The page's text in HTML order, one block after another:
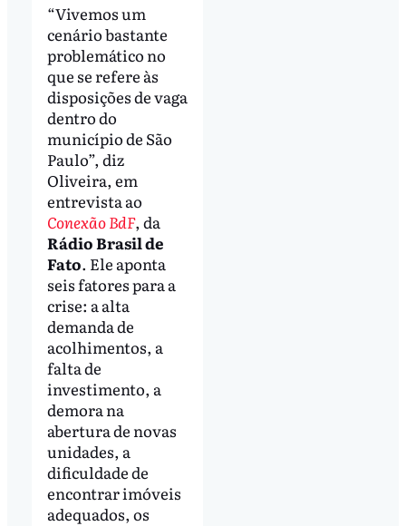
“Vivemos um
cenário bastante
problemático no
que se refere às
disposições de vaga
dentro do
município de São
Paulo”, diz
Oliveira, em
entrevista ao
Conexão BdF, da
Rádio Brasil de
Fato. Ele aponta
seis fatores para a
crise: a alta
demanda de
acolhimentos, a
falta de
investimento, a
demora na
abertura de novas
unidades, a
dificuldade de
encontrar imóveis
adequados, os